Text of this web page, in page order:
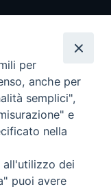
riservati - Vita
per
anche per
semplici",
e
nella
all'utilizzo dei
puoi avere